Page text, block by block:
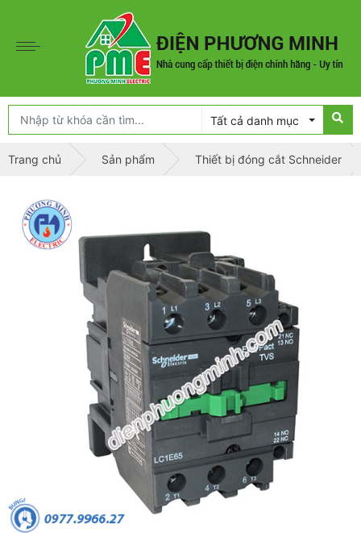
Tất cả danh mục
Trang chủ Sản phẩm Thiết bị đóng cắt Schneider